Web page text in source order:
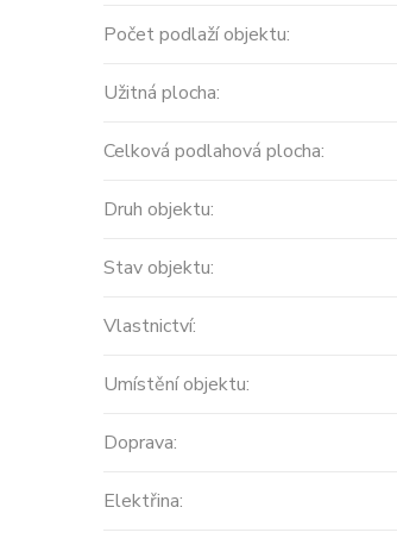
Počet podlaží objektu:
Užitná plocha:
Celková podlahová plocha:
Druh objektu:
Stav objektu:
Vlastnictví:
Umístění objektu:
Doprava:
Elektřina:
Chorvatsko, Záhřeb